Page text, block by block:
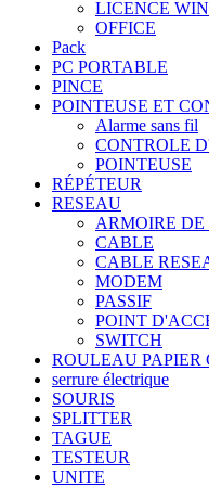
LICENCE
OFFICE
Pack
PC PORTABLE
PINCE
POINTEUSE ET
Alarme sans fil
CONTROLE
POINTEUSE
RÉPÉTEUR
RESEAU
ARMOIRE DE
CABLE
CABLE
MODEM
PASSIF
POINT
SWITCH
ROULEAU PAPIER
serrure électrique
SOURIS
SPLITTER
TAGUE
TESTEUR
UNITE